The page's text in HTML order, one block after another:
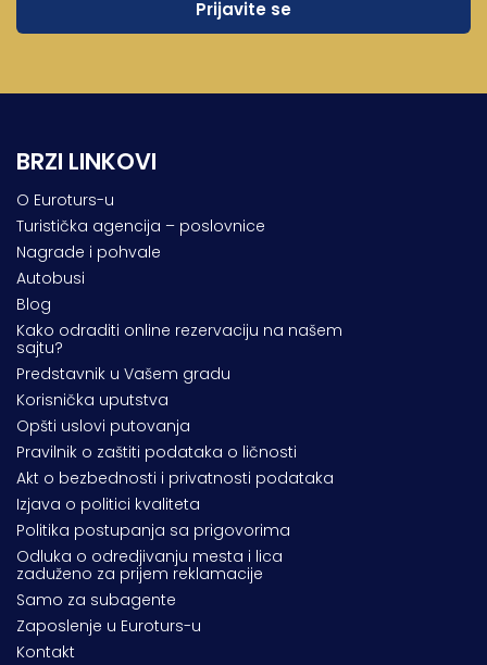
BRZI LINKOVI
O Euroturs-u
Turistička agencija – poslovnice
Nagrade i pohvale
Autobusi
Blog
Kako odraditi online rezervaciju na našem
sajtu?
Predstavnik u Vašem gradu
Korisnička uputstva
Opšti uslovi putovanja
Pravilnik o zaštiti podataka o ličnosti
Akt o bezbednosti i privatnosti podataka
Izjava o politici kvaliteta
Politika postupanja sa prigovorima
Odluka o odredjivanju mesta i lica
zaduženo za prijem reklamacije
Samo za subagente
Zaposlenje u Euroturs-u
Kontakt